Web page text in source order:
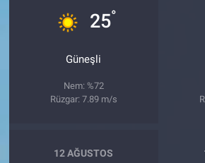
25°
Güneşli
Nem: %72
Rüzgar: 7.89 m/s
12 AĞUSTOS